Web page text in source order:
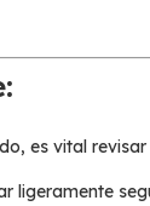
es vital
ligeramente